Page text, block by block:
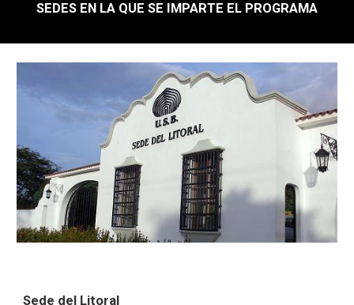
SEDES EN LA QUE SE IMPARTE EL PROGRAMA
Sede del Litoral